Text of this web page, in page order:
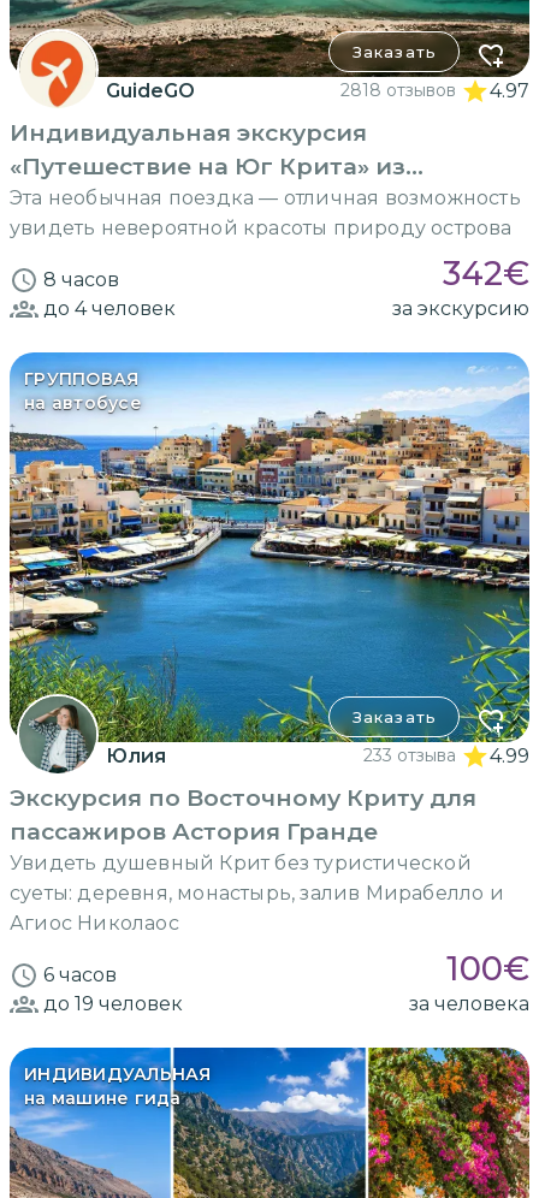
Заказать
GuideGO 2818 отзывов 4.97
Индивидуальная экскурсия
«Путешествие на Юг Крита» из
Ираклиона
Эта необычная поездка — отличная возможность
увидеть невероятной красоты природу острова
8 часов 342€
до 4человек за экскурсию
ГРУППОВАЯ
на автобусе
Заказать
Юлия 233 отзыва 4.99
Экскурсия по Восточному Криту для
пассажиров Астория Гранде
Увидеть душевный Крит без туристической
суеты: деревня, монастырь, залив Мирабелло и
Агиос Николаос
6 часов 100€
до 19 человек за человека
ИНДИВИДУАЛЬНАЯ
на машине гида